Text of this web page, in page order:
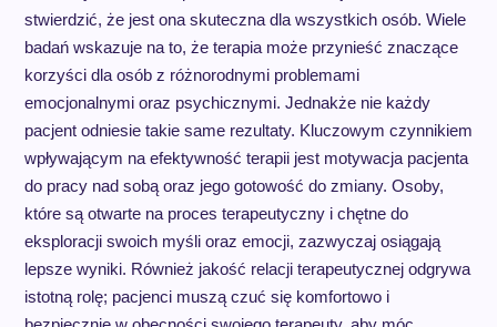
stwierdzić, że jest ona skuteczna dla wszystkich osób. Wiele
badań wskazuje na to, że terapia może przynieść znaczące
korzyści dla osób z różnorodnymi problemami
emocjonalnymi oraz psychicznymi. Jednakże nie każdy
pacjent odniesie takie same rezultaty. Kluczowym czynnikiem
wpływającym na efektywność terapii jest motywacja pacjenta
do pracy nad sobą oraz jego gotowość do zmiany. Osoby,
które są otwarte na proces terapeutyczny i chętne do
eksploracji swoich myśli oraz emocji, zazwyczaj osiągają
lepsze wyniki. Również jakość relacji terapeutycznej odgrywa
istotną rolę; pacjenci muszą czuć się komfortowo i